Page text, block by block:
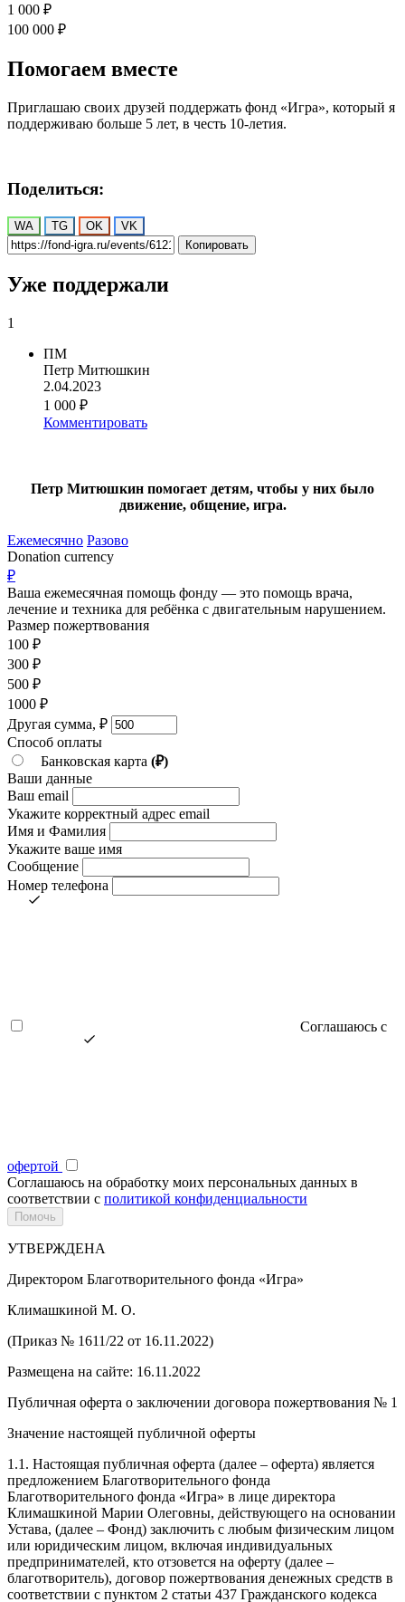
1 000 ₽
100 000 ₽
Помогаем вместе
Приглашаю своих друзей поддержать фонд «Игра», который я
поддерживаю больше 5 лет, в честь 10-летия.
Поделиться:
WA TG OK
VK
Копировать
Уже поддержали
1
ПМ
Петр Митюшкин
2.04.2023
1 000 ₽
Комментировать
Петр Митюшкин помогает детям, чтобы у них было
движение, общение, игра.
Ежемесячно Разово
Donation currency
₽
Ваша ежемесячная помощь фонду — это помощь врача,
лечение и техника для ребёнка c двигательным нарушением.
Размер пожертвования
100 ₽
300 ₽
500 ₽
1000 ₽
Другая сумма, ₽
Способ оплаты
Банковская карта (₽)
Ваши данные
Ваш email
Укажите корректный адрес email
Имя и Фамилия
Укажите ваше имя
Сообщение
Номер телефона
Соглашаюсь с
офертой
Соглашаюсь на обработку моих персональных данных в
соответствии с политикой конфиденциальности
УТВЕРЖДЕНА
Директором Благотворительного фонда «Игра»
Климашкиной М. О.
(Приказ № 1611/22 от 16.11.2022)
Размещена на сайте: 16.11.2022
Публичная оферта о заключении договора пожертвования № 1
Значение настоящей публичной оферты
1.1. Настоящая публичная оферта (далее – оферта) является
предложением Благотворительного фонда
Благотворительного фонда «Игра» в лице директора
Климашкиной Марии Олеговны, действующего на основании
Устава, (далее – Фонд) заключить с любым физическим лицом
или юридическим лицом, включая индивидуальных
предпринимателей, кто отзовется на оферту (далее –
благотворитель), договор пожертвования денежных средств в
соответствии с пунктом 2 статьи 437 Гражданского кодекса